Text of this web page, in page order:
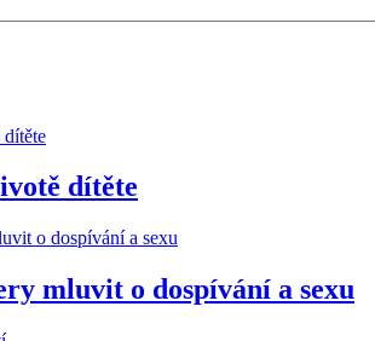
dítěte
mluvit o dospívání a sexu